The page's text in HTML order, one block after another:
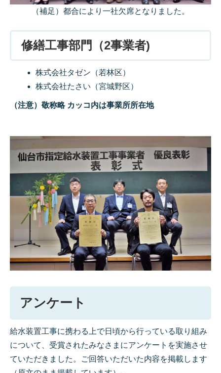
（補足）都合により一社欠席となりました。
修繕工事部門（2事業者)
株式会社タゼン（若林区）
株式会社たさい（宮城野区）
（注意）敬称略 カッコ内は事業所所在地
アンケート
給水装置工事に携わる上で日頃から行っている取り組み
について、受賞されたみなさまにアンケートを実施させ
ていただきました。ご回答いただいた内容を掲載します